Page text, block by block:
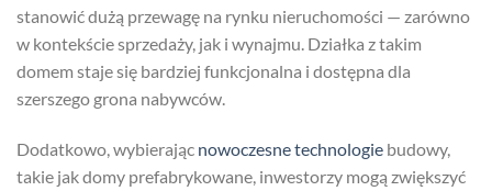
stanowić dużą przewagę na rynku nieruchomości — zarówno
w kontekście sprzedaży, jak i wynajmu. Działka z takim
domem staje się bardziej funkcjonalna i dostępna dla
szerszego grona nabywców.
Dodatkowo, wybierając nowoczesne technologie budowy,
takie jak domy prefabrykowane, inwestorzy mogą zwiększyć